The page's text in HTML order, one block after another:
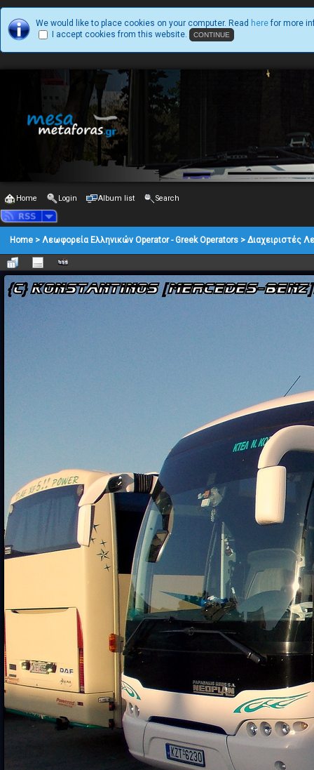
We would like to place cookies on your computer. Read here for more
I accept cookies from this website.
Home Login Album list Search
Home > Λεωφορεία Ελληνικών Operator - Greek Operators > Διαχειριστές